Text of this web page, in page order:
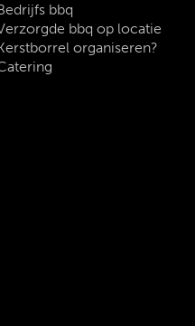
bbq
bbq op locatie
organiseren?